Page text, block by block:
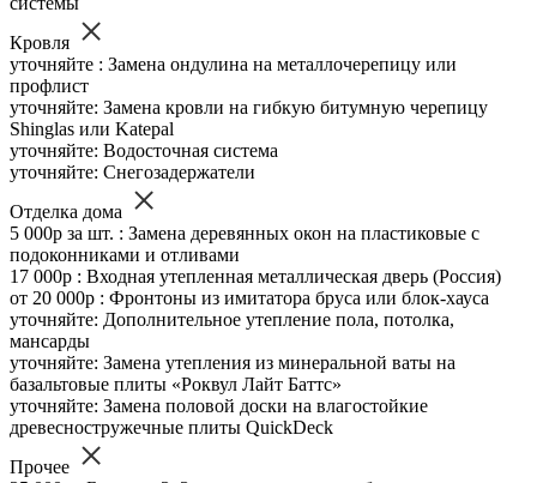
Кровля
уточняйте : Замена ондулина на металлочерепицу или
профлист
уточняйте: Замена кровли на гибкую битумную черепицу
Shinglas или Katepal
уточняйте: Водосточная система
уточняйте: Снегозадержатели
Отделка дома
5 000р за шт. : Замена деревянных окон на пластиковые с
подоконниками и отливами
17 000р : Входная утепленная металлическая дверь (Россия)
от 20 000р : Фронтоны из имитатора бруса или блок-хауса
уточняйте: Дополнительное утепление пола, потолка,
мансарды
уточняйте: Замена утепления из минеральной ваты на
базальтовые плиты «Роквул Лайт Баттс»
уточняйте: Замена половой доски на влагостойкие
древесностружечные плиты QuickDeck
Прочее